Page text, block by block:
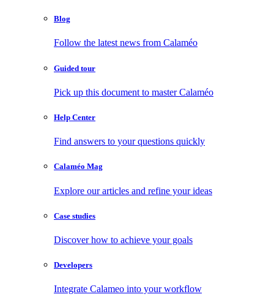
Blog
Follow the latest news from Calaméo
Guided tour
Pick up this document to master Calaméo
Help Center
Find answers to your questions quickly
Calaméo Mag
Explore our articles and refine your ideas
Case studies
Discover how to achieve your goals
Developers
Integrate Calameo into your workflow